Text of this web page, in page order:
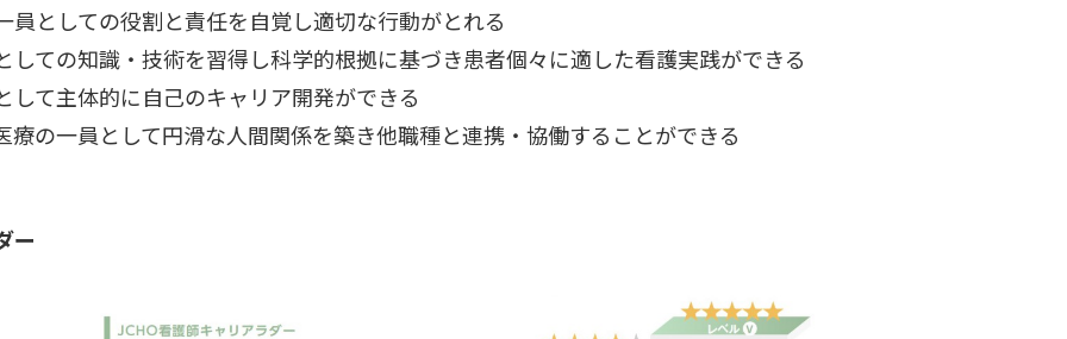
員としての役割と責任を自覚し適切な行動がとれる
しての知識・技術を習得し科学的根拠に基づき患者個々に適した看護実践ができる
して主体的に自己のキャリア開発ができる
療の一員として円滑な人間関係を築き他職種と連携・協働することができる
ー